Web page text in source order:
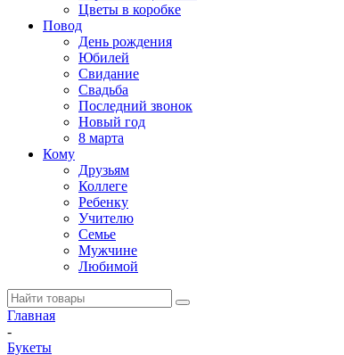
Цветы в коробке
Повод
День рождения
Юбилей
Свидание
Свадьба
Последний звонок
Новый год
8 марта
Кому
Друзьям
Коллеге
Ребенку
Учителю
Семье
Мужчине
Любимой
Главная
-
Букеты